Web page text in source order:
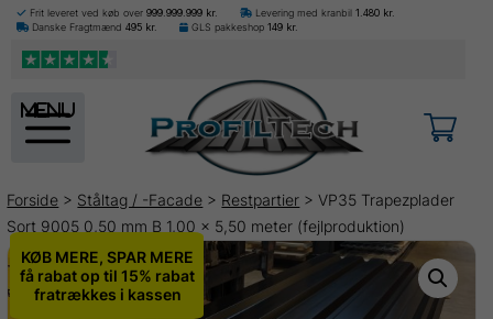
Frit leveret ved køb over 999.999.999 kr. Levering med kranbil 1.480 kr.
Danske Fragtmænd 495 kr. GLS pakkeshop 149 kr.
menu
Forside > Ståltag / -Facade > Restpartier > VP35 Trapezplader
Sort 9005 0,50 mm B 1,00 x 5,50 meter (fejlproduktion)
KØB MERE, SPAR MERE
få rabat op til 15% rabat
fratrækkes i kassen